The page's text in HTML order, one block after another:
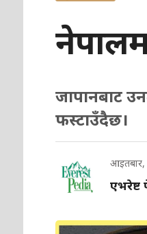
जापानबाट
फस्टाउँदैछ।
आइतबार,
एभरेष्ट